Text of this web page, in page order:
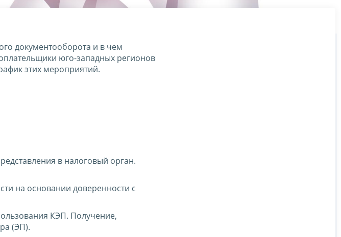
документооборота и в чем
юго-западных регионов
этих мероприятий.
в налоговый орган.
на основании доверенности с
КЭП. Получение,
(ЭП).